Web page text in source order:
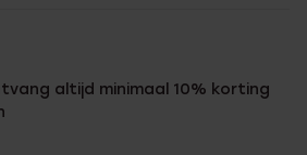
altijd minimaal 10% korting